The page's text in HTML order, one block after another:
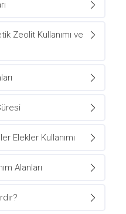
Zeolit Kullanımı ve
Elekler Kullanımı
Alanları